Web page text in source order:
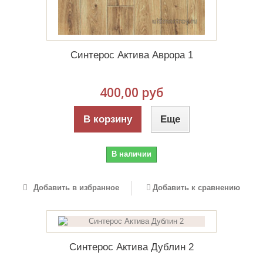
Синтерос Актива Аврора 1
400,00 руб
В корзину Еще
В наличии
Добавить в избранное Добавить к сравнению
Синтерос Актива Дублин 2